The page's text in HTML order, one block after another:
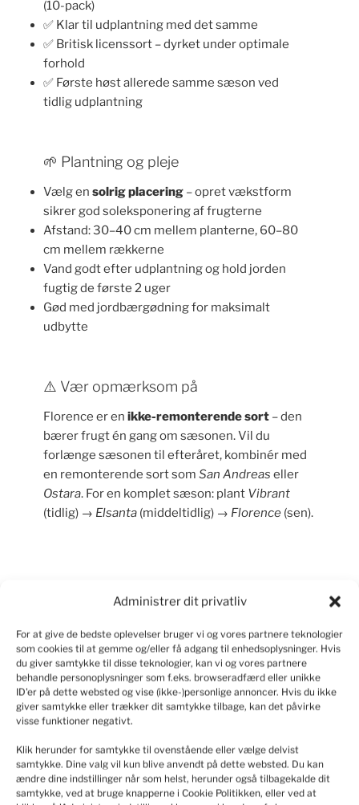
Administrer dit privatliv
For at give de bedste oplevelser bruger vi og vores partnere teknologier
som cookies til at gemme og/eller få adgang til enhedsoplysninger. Hvis
du giver samtykke til disse teknologier, kan vi og vores partnere
behandle personoplysninger som f.eks. browseradfærd eller unikke
ID'er på dette websted og vise (ikke-)personlige annoncer. Hvis du ikke
giver samtykke eller trækker dit samtykke tilbage, kan det påvirke
visse funktioner negativt.
Klik herunder for samtykke til ovenstående eller vælge delvist
samtykke. Dine valg vil kun blive anvendt på dette websted. Du kan
ændre dine indstillinger når som helst, herunder også tilbagekalde dit
samtykke, ved at bruge knapperne i Cookie Politikken, eller ved at
(10-pack)
✅ Klar til udplantning med det samme
✅ Britisk licenssort – dyrket under optimale
forhold
✅ Første høst allerede samme sæson ved
tidlig udplantning
🌱 Plantning og pleje
Vælg en solrig placering – opret vækstform
sikrer god soleksponering af frugterne
Afstand: 30–40 cm mellem planterne, 60–80
cm mellem rækkerne
Vand godt efter udplantning og hold jorden
fugtig de første 2 uger
Gød med jordbærgødning for maksimalt
udbytte
⚠️ Vær opmærksom på
Florence er en ikke-remonterende sort – den
bærer frugt én gang om sæsonen. Vil du
forlænge sæsonen til efteråret, kombinér med
en remonterende sort som San Andreas eller
Ostara. For en komplet sæson: plant Vibrant
(tidlig) → Elsanta (middeltidlig) → Florence (sen).
Du kunne også være interesseret i…
Jordbær Elsanta 10 planter
81kr.